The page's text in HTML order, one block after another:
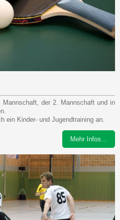
der 2. Mannschaft und in
ein Kinder- und Jugendtraining an.
Mehr Infos...